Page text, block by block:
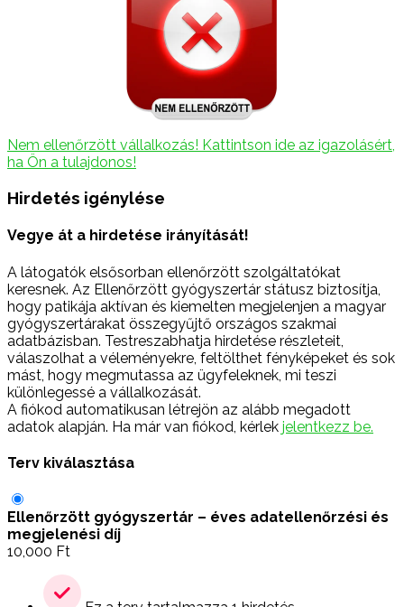
Nem ellenőrzött vállalkozás! Kattintson ide az igazolásért,
ha Ön a tulajdonos!
Hirdetés igénylése
Vegye át a hirdetése irányítását!
A látogatók elsősorban ellenőrzött szolgáltatókat
keresnek. Az Ellenőrzött gyógyszertár státusz biztosítja,
hogy patikája aktívan és kiemelten megjelenjen a magyar
gyógyszertárakat összegyűjtő országos szakmai
adatbázisban. Testreszabhatja hirdetése részleteit,
válaszolhat a véleményekre, feltölthet fényképeket és sok
mást, hogy megmutassa az ügyfeleknek, mi teszi
különlegessé a vállalkozását.
A fiókod automatikusan létrejön az alább megadott
adatok alapján. Ha már van fiókod, kérlek jelentkezz be.
Terv kiválasztása
Ellenőrzött gyógyszertár – éves adatellenőrzési és
megjelenési díj
10,000 Ft